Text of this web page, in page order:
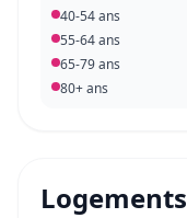
40-54 ans
55-64 ans
65-79 ans
80+ ans
Logements